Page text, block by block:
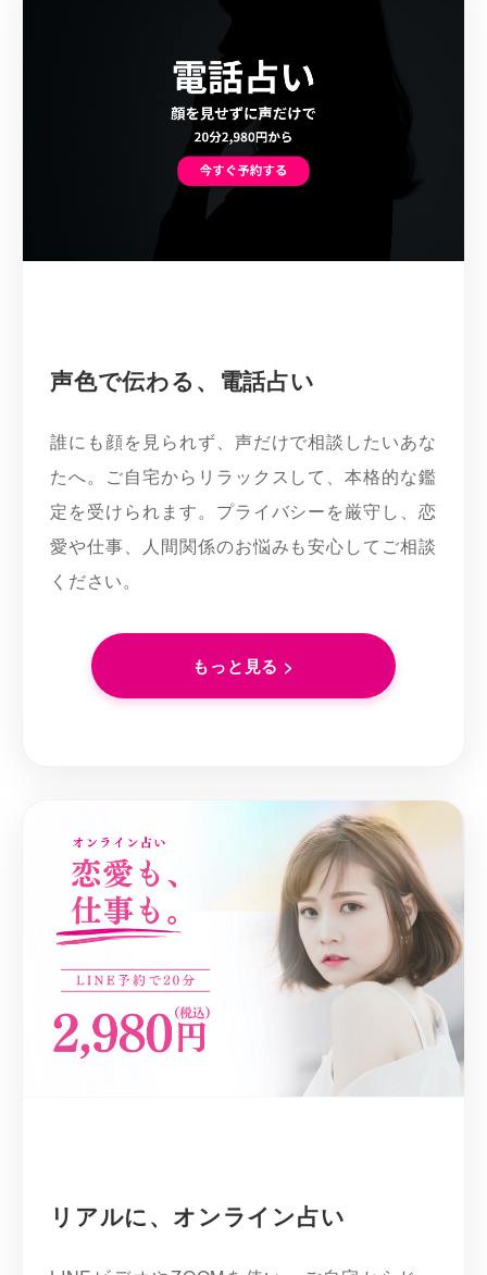
声色で伝わる、電話占い
誰にも顔を見られず、声だけで相談したいあな
たへ。ご自宅からリラックスして、本格的な鑑
定を受けられます。プライバシーを厳守し、恋
愛や仕事、人間関係のお悩みも安心してご相談
ください。
もっと見る >
リアルに、オンライン占い